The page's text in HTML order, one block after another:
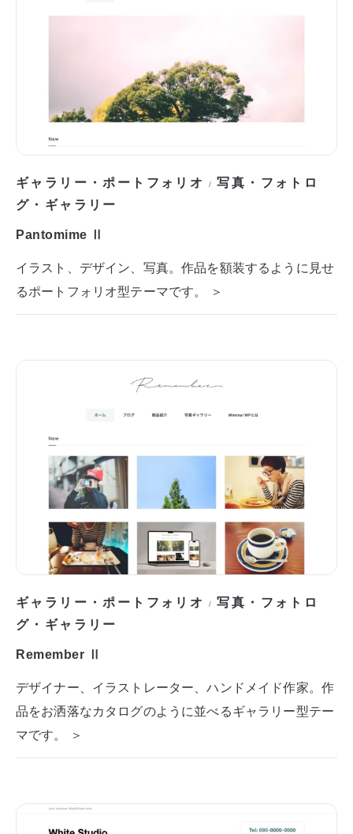
ギャラリー・ポートフォリオ /写真・フォトロ
グ・ギャラリー
Pantomime Ⅱ
イラスト、デザイン、写真。作品を額装するように見せ
るポートフォリオ型テーマです。 ＞
ギャラリー・ポートフォリオ /写真・フォトロ
グ・ギャラリー
Remember Ⅱ
デザイナー、イラストレーター、ハンドメイド作家。作
品をお洒落なカタログのように並べるギャラリー型テー
マです。 ＞